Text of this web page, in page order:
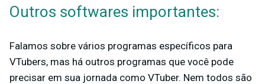
Outros softwares importantes:
Falamos sobre vários programas específicos para
VTubers, mas há outros programas que você pode
precisar em sua jornada como VTuber. Nem todos são